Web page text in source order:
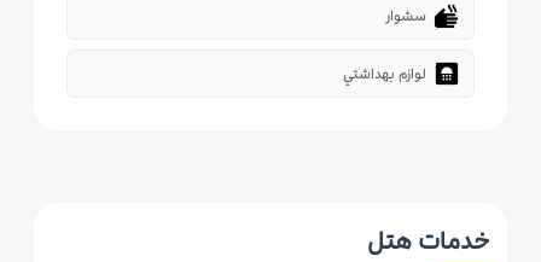
dry سشوار
bathroom لوازم بهداشتي
خدمات هتل